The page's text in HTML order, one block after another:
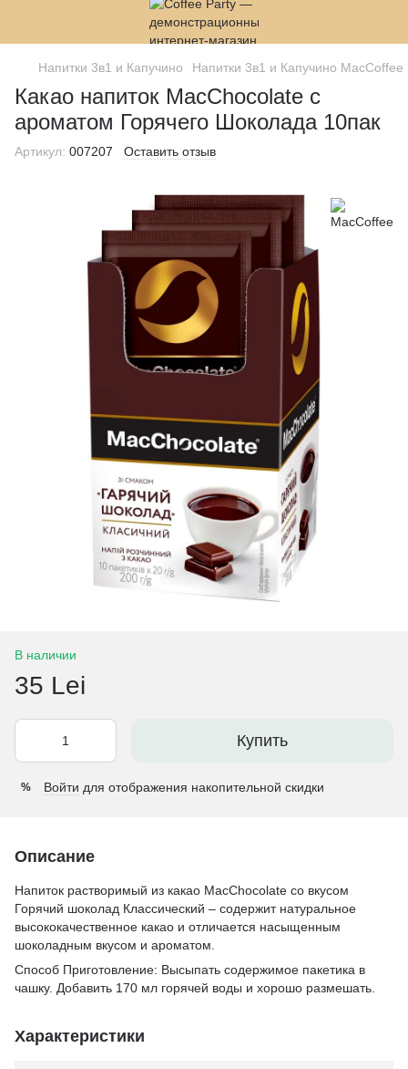
Напитки 3в1 и Капучино Напитки 3в1 и Капучино MacCoffee
Какао напиток MacChocolate с
ароматом Горячего Шоколада 10пак
Артикул: 007207 Оставить отзыв
В наличии
35 Lei
Купить
% Войти для отображения накопительной скидки
Описание
Напиток растворимый из какао MacChocolate со вкусом
Горячий шоколад Классический – содержит натуральное
высококачественное какао и отличается насыщенным
шоколадным вкусом и ароматом.
Способ Приготовление: Высыпать содержимое пакетика в
чашку. Добавить 170 мл горячей воды и хорошо размешать.
Характеристики